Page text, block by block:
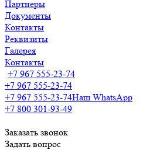
Партнеры
Документы
Контакты
Реквизиты
Галерея
Контакты
+7 967 555-23-74
+7 967 555-23-74
+7 967 555-23-74Наш WhatsApp
+7 800 301-93-49
Заказать звонок
Задать вопрос